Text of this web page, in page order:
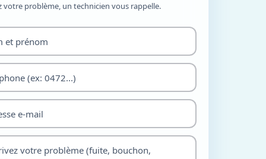
votre problème, un technicien vous rappelle.